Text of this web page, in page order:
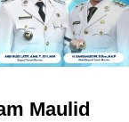
Maulid